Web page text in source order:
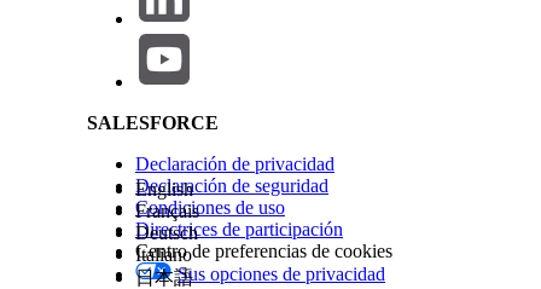
La no activación de la versión más reciente de la
conocidas y riesgos de secuencias de comandos
Escenarios de amenazas
malicioso podría explotar vulnerabilidades
recientes. Al aprovechar estas reglas de
arbitrario para omitir el aislamiento DOM,
secuestrar la sesión del usuario sin detección.
SALESFORCE
Declaración de privacidad
Declaración de seguridad
Condiciones de uso
Directrices de participación
Centro de preferencias de cookies
Sus opciones de privacidad
English
Français
Deutsch
Italiano
日本語